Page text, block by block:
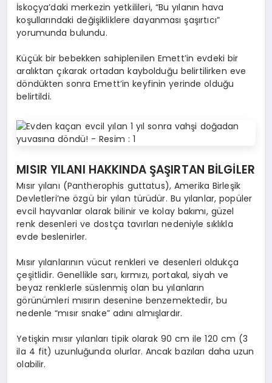
İskoçya’daki merkezin yetkilileri, “Bu yılanın hava
koşullarındaki değişikliklere dayanması şaşırtıcı”
yorumunda bulundu.
Küçük bir bebekken sahiplenilen Emett’in evdeki bir
aralıktan çıkarak ortadan kaybolduğu belirtilirken eve
döndükten sonra Emett’in keyfinin yerinde olduğu
belirtildi.
MISIR YILANI HAKKINDA ŞAŞIRTAN BİLGİLER
Mısır yılanı (Pantherophis guttatus), Amerika Birleşik
Devletleri’ne özgü bir yılan türüdür. Bu yılanlar, popüler
evcil hayvanlar olarak bilinir ve kolay bakımı, güzel
renk desenleri ve dostça tavırları nedeniyle sıklıkla
evde beslenirler.
Mısır yılanlarının vücut renkleri ve desenleri oldukça
çeşitlidir. Genellikle sarı, kırmızı, portakal, siyah ve
beyaz renklerle süslenmiş olan bu yılanların
görünümleri mısırın desenine benzemektedir, bu
nedenle “mısır snake” adını almışlardır.
Yetişkin mısır yılanları tipik olarak 90 cm ile 120 cm (3
ila 4 fit) uzunluğunda olurlar. Ancak bazıları daha uzun
olabilir.